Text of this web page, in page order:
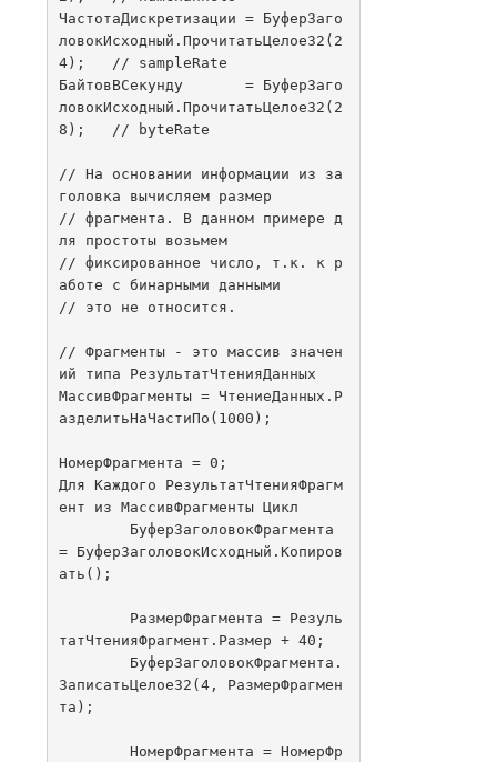
ЧастотаДискретизации = БуферЗаго
ловокИсходный.ПрочитатьЦелое32(2
4);   // sampleRate
БайтовВСекунду       = БуферЗаго
ловокИсходный.ПрочитатьЦелое32(2
8);   // byteRate
// На основании информации из за
головка вычисляем размер
// фрагмента. В данном примере д
ля простоты возьмем
// фиксированное число, т.к. к р
аботе с бинарными данными
// это не относится.
// Фрагменты - это массив значен
ий типа РезультатЧтенияДанных
МассивФрагменты = ЧтениеДанных.Р
азделитьНаЧастиПо(1000);
НомерФрагмента = 0;
Для Каждого РезультатЧтенияФрагм
ент из МассивФрагменты Цикл
= БуферЗаголовокИсходный.Копиров
ать();
татЧтенияФрагмент.Размер + 40;
ЗаписатьЦелое32(4, РазмерФрагмен
та);